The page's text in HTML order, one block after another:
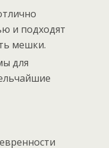
и подходят
мешки.
для